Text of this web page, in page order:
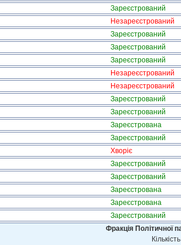
Зареєстрований
Незареєстрований
Зареєстрований
Зареєстрований
Зареєстрований
Незареєстрований
Незареєстрований
Зареєстрований
Зареєстрований
Зареєстрована
Зареєстрований
Хворіє
Зареєстрований
Зареєстрований
Зареєстрована
Зареєстрована
Зареєстрований
Фракція